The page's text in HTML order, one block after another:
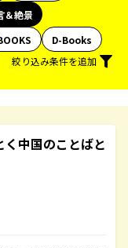
＆絶景
D-Books
絞り込み条件を追加
中国のことばと